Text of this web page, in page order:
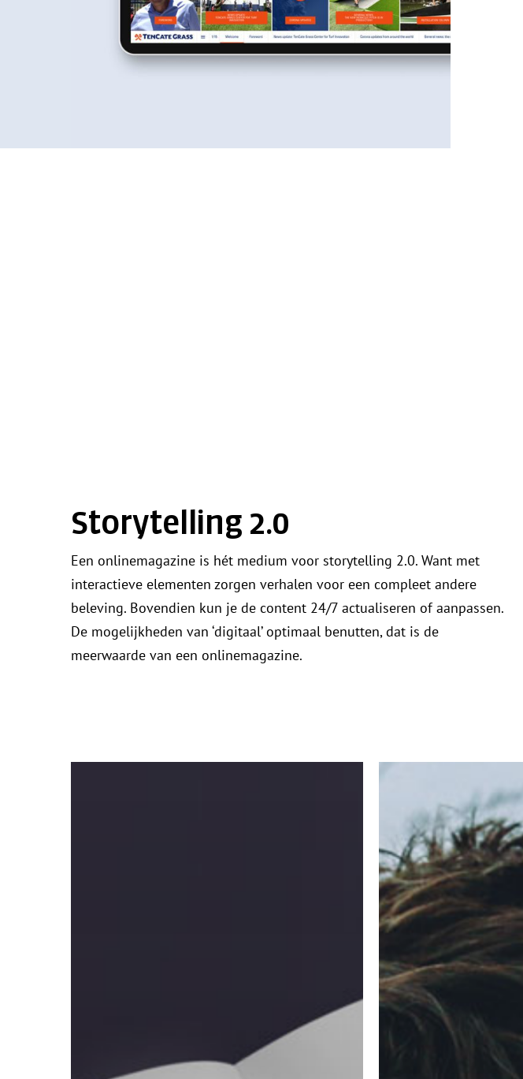
Storytelling 2.0
Een onlinemagazine is hét medium voor storytelling 2.0. Want met
interactieve elementen zorgen verhalen voor een compleet andere
beleving. Bovendien kun je de content 24/7 actualiseren of aanpassen.
De mogelijkheden van ‘digitaal’ optimaal benutten, dat is de
meerwaarde van een onlinemagazine.